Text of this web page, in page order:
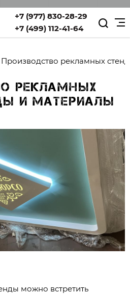
+7 (977) 830-28-29
+7 (499) 112-41-64
Производство рекламных
рекламных
и материалы
можно встретить